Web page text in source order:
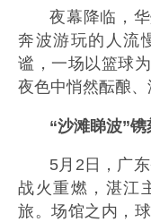
夜幕降临，
奔波游玩的人流
谧，一场以篮球
夜色中悄然酝酿
“沙滩睇波”
5月2日，广
战火重燃，湛江
旅。场馆之内，